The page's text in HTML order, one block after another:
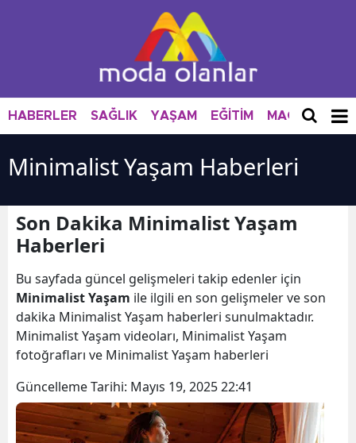
HABERLER SAĞLIK YAŞAM EĞİTİM MAGAZİN
Minimalist Yaşam Haberleri
Son Dakika Minimalist Yaşam
Haberleri
Bu sayfada güncel gelişmeleri takip edenler için
Minimalist Yaşam ile ilgili en son gelişmeler ve son
dakika Minimalist Yaşam haberleri sunulmaktadır.
Minimalist Yaşam videoları, Minimalist Yaşam
fotoğrafları ve Minimalist Yaşam haberleri
Güncelleme Tarihi: Mayıs 19, 2025 22:41